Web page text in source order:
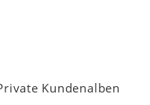
Kundenalben